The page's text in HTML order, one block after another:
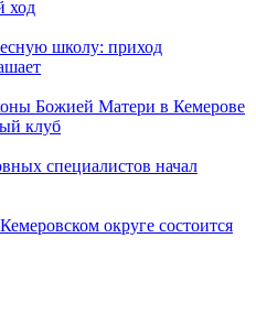
ход
школу: приход
Божией Матери в Кемерове
клуб
специалистов начал
округе состоится